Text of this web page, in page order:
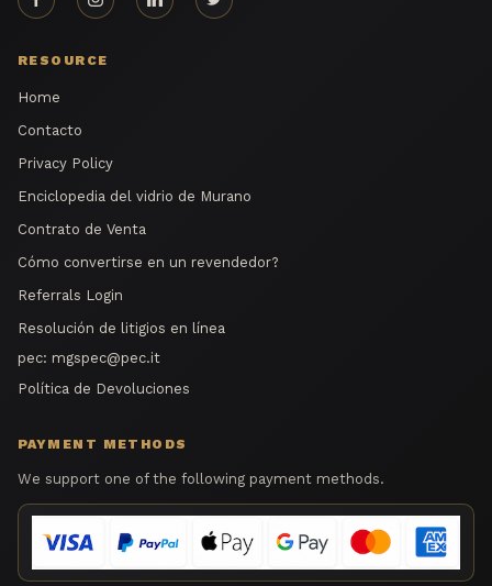
RESOURCE
Home
Contacto
Privacy Policy
Enciclopedia del vidrio de Murano
Contrato de Venta
Cómo convertirse en un revendedor?
Referrals Login
Resolución de litigios en línea
pec: mgspec@pec.it
Política de Devoluciones
PAYMENT METHODS
We support one of the following payment methods.